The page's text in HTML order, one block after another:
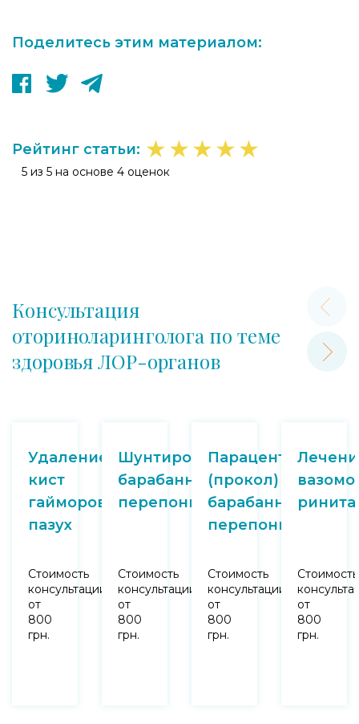
Поделитесь этим материалом:
Рейтинг статьи: ★★★★★
5 из 5 на основе 4 оценок
Консультация
оториноларинголога по теме
здоровья ЛОР-органов
Удаление
кист
гайморовых
пазух
Стоимость
консультации
от
800
грн.
Шунтирование
барабанной
перепонки
Стоимость
консультации
от
800
грн.
Парацентез
(прокол)
барабанной
перепонки
Стоимость
консультации
от
800
грн.
ринита
Стоимость
от
800
грн.